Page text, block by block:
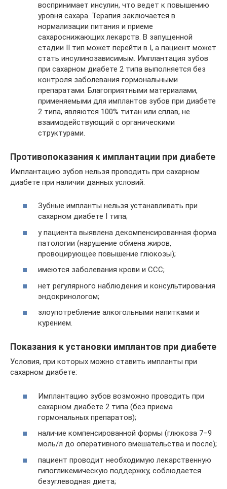
воспринимает инсулин, что ведет к повышению
уровня сахара. Терапия заключается в
нормализации питания и приеме
сахароснижающих лекарств. В запущенной
стадии II тип может перейти в I, а пациент может
стать инсулинозависимым. Имплантация зубов
при сахарном диабете 2 типа выполняется без
контроля заболевания гормональными
препаратами. Благоприятными материалами,
применяемыми для имплантов зубов при диабете
2 типа, являются 100% титан или сплав, не
взаимодействующий с органическими
структурами.
Противопоказания к имплантации при диабете
Имплантацию зубов нельзя проводить при сахарном
диабете при наличии данных условий:
Зубные импланты нельзя устанавливать при
сахарном диабете I типа;
у пациента выявлена декомпенсированная форма
патологии (нарушение обмена жиров,
провоцирующее повышение глюкозы);
имеются заболевания крови и ССС;
нет регулярного наблюдения и консультирования
эндокринологом;
злоупотребление алкогольными напитками и
курением.
Показания к установки имплантов при диабете
Условия, при которых можно ставить импланты при
сахарном диабете:
Имплантацию зубов возможно проводить при
сахарном диабете 2 типа (без приема
гормональных препаратов);
наличие компенсированной формы (глюкоза 7–9
моль/л до оперативного вмешательства и после);
пациент проводит необходимую лекарственную
гипогликемическую поддержку, соблюдается
безуглеводная диета;